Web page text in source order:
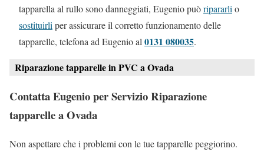
tapparella al rullo sono danneggiati, Eugenio puòripararlio
sostituirliper assicurare il corretto funzionamento delle
tapparelle, telefona ad Eugenio al0131 080035.
Riparazione tapparelle in PVC a Ovada
Contatta Eugenio per Servizio Riparazione
tapparelle a Ovada
Non aspettare che i problemi con le tue tapparelle peggiorino.